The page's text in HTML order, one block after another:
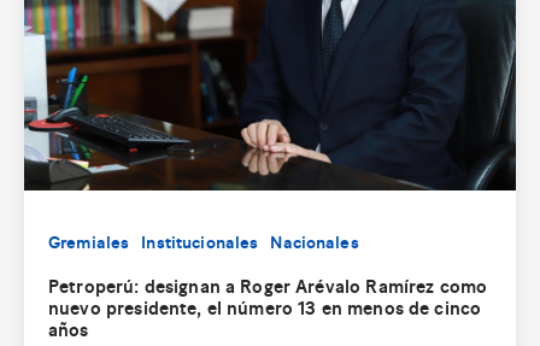
Gremiales Institucionales Nacionales
Petroperú: designan a Roger Arévalo Ramírez como
nuevo presidente, el número 13 en menos de cinco
años